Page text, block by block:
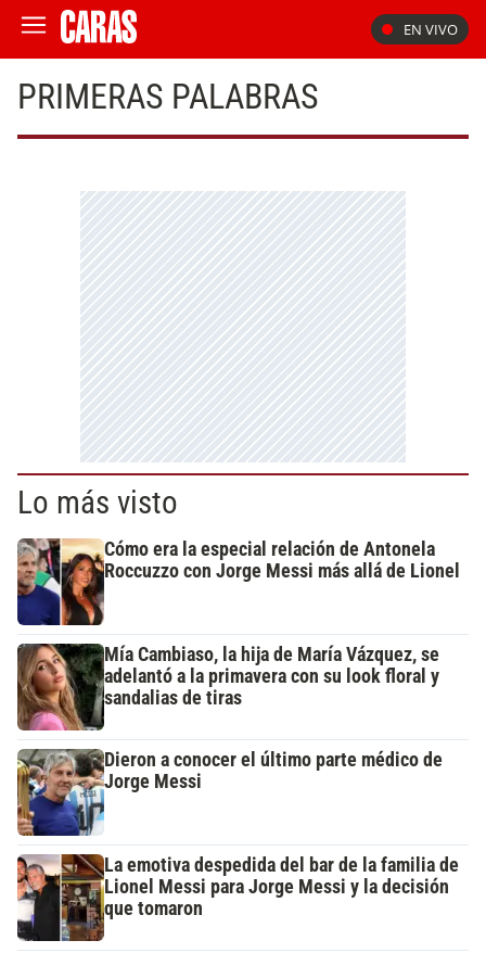
EN VIVO
PRIMERAS PALABRAS
Lo más visto
Cómo era la especial relación de Antonela
Roccuzzo con Jorge Messi más allá de Lionel
Mía Cambiaso, la hija de María Vázquez, se
adelantó a la primavera con su look floral y
sandalias de tiras
Dieron a conocer el último parte médico de
Jorge Messi
La emotiva despedida del bar de la familia de
Lionel Messi para Jorge Messi y la decisión
que tomaron